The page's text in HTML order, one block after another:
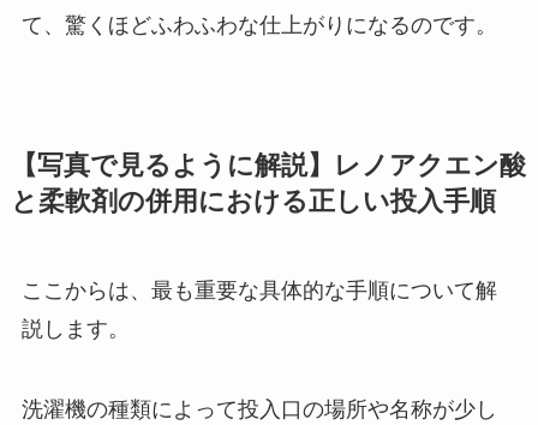
て、驚くほどふわふわな仕上がりになるのです。
【写真で見るように解説】レノアクエン酸
と柔軟剤の併用における正しい投入手順
ここからは、最も重要な具体的な手順について解
説します。
洗濯機の種類によって投入口の場所や名称が少し